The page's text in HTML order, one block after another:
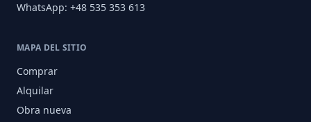
WhatsApp: +48 535 353 613
MAPA DEL SITIO
Comprar
Alquilar
Obra nueva